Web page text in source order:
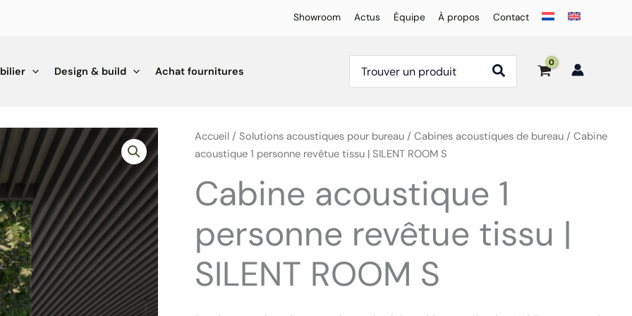
Showroom Actus Équipe À propos Contact
Design & build Achat fournitures
Accueil /Solutions acoustiques pour bureau /Cabines acoustiques de bureau / Cabine
acoustique 1 personne revêtue tissu | SILENT ROOM S
Cabine acoustique 1
personne revêtue tissu |
SILENT ROOM S